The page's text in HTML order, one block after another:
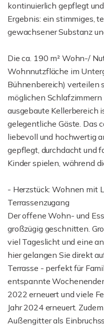
kontinuierlich gepflegt
Ergebnis: ein stimmiges,
gewachsener Substanz
Die ca. 190 m² Wohn-/
Wohnnutzfläche im
Bühnenbereich) verteilen
möglichen
ausgebaute Kellerbereich
gelegentliche Gäste. Das
liebevoll und hochwertig
gepflegt, durchdacht und
Kinder spielen, während
- Herzstück: Wohnen mit
Terrassenzugang
Der offene Wohn- und
großzügig geschnitten.
viel Tageslicht und eine
hier gelangen Sie direkt
Terrasse - perfekt für
entspannte
2022 erneuert und viele
Jahr 2024 erneuert.
Außengitter als